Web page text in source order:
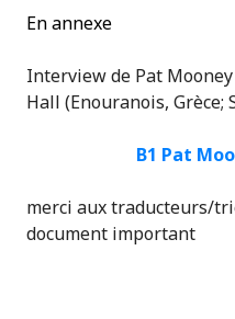
En annexe
Interview de Pat
Hall (Enouranois,
B1 Pat
merci aux traducteurs/
document important